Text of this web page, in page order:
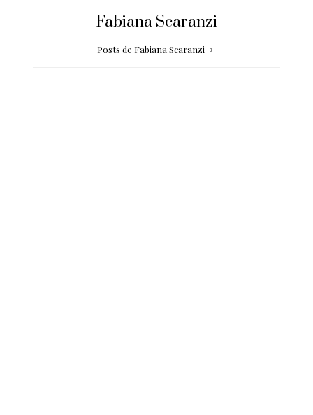
Fabiana Scaranzi
Posts de Fabiana Scaranzi